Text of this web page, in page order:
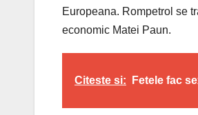
Europeana. Rompetrol se
economic Matei Paun.
Citeste si: Fetele fac